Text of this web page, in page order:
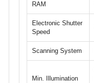
RAM
Electronic Shutter
Speed
Scanning System
Min. Illumination